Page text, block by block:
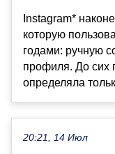
Instagram*
которую
годами: ручную
профиля. До сих
определяла
20:21, 14 Июл